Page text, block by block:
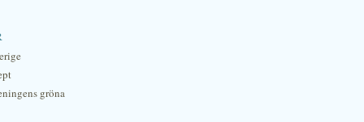
gröna